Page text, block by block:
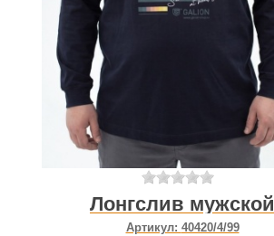
Лонгслив мужской
Артикул: 40420/4/99